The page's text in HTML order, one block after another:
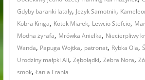
Gdyby baranki latały, Jeżyk Samotnik,
Kobra Kinga, Kotek Miałek, Lewcio Stefcio,
Modna żyrafa, Mrówka Anielka, Niecierpliwy
Wanda, Papuga Wojtka, patronat, Rybka Ola,
Urodziny małpki Ali, Zębolądki, Zebra Nora,
smok, Łania Frania